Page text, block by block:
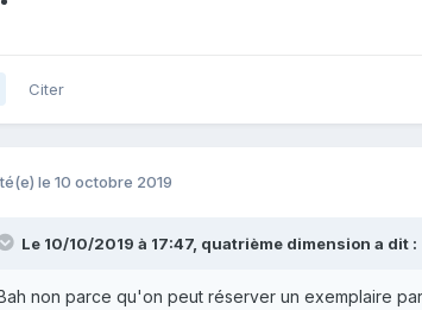
Citer
le 10 octobre 2019
Le 10/10/2019 à 17:47, quatrième dimension a dit :
non parce qu'on peut réserver un exemplaire